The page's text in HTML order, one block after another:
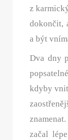
z
dokončit,
a být
Dva dny
kdyby
začal